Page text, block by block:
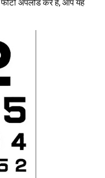
अपलोड करें हैं, आप यह